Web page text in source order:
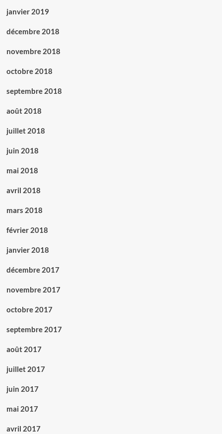
janvier 2019
décembre 2018
novembre 2018
octobre 2018
septembre 2018
août 2018
juillet 2018
juin 2018
mai 2018
avril 2018
mars 2018
février 2018
janvier 2018
décembre 2017
novembre 2017
octobre 2017
septembre 2017
août 2017
juillet 2017
juin 2017
mai 2017
avril 2017